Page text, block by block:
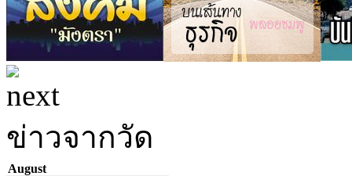
ข่าวจากวัด
August